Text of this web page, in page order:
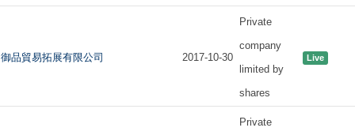
御品貿易拓展有限公司 2017-10-30
Private
company
limited by
shares
Live
Private